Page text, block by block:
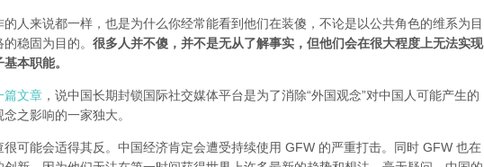
人来说都一样，也是为什么你经常能看到他们在装傻，不论是以公共角色的维系为目
稳固为目的。 很多人并不傻，并不是无从了解事实，但他们会在很大程度上无法实现
本职能。
篇文章 ，说中国长期封锁国际社交媒体平台是为了消除“外国观念”对中国人可能产生的
之影响的一家独大。
可能会适得其反。中国经济肯定会遭受持续使用 GFW 的严重打击。同时 GFW 也在